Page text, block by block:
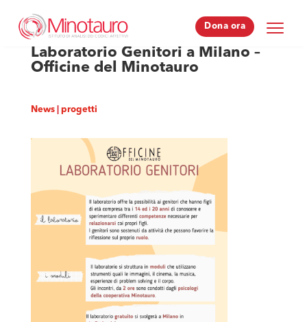
Dona ora
Dona ora
Laboratorio Genitori a Milano –
Officine del Minotauro
News| progetti